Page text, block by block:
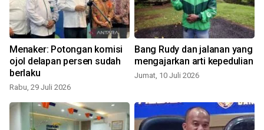
Menaker: Potongan komisi
ojol delapan persen sudah
berlaku
Rabu, 29 Juli 2026
Bang Rudy dan jalanan yang
mengajarkan arti kepedulian
Jumat, 10 Juli 2026